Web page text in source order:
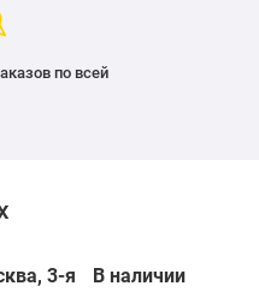
по всей
3-я
В наличии